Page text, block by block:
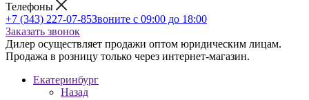
Телефоны
+7 (343) 227-07-85Звоните с 09:00 до 18:00
Заказать звонок
Дилер осуществляет продажи оптом юридическим лицам.
Продажа в розницу только через интернет-магазин.
Екатеринбург
Назад